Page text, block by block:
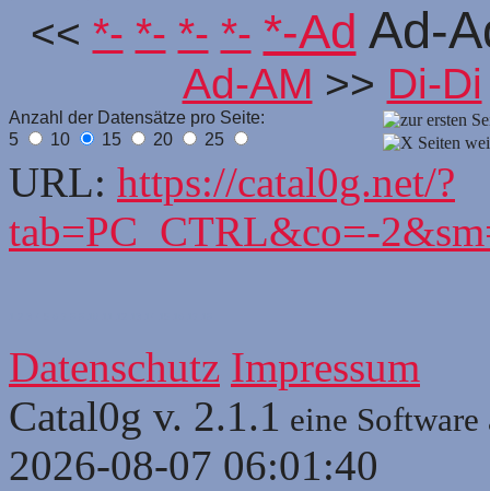
<< *- *- *- *- *-Ad Ad-
Ad-AM >> Di-Di
Anzahl der Datensätze pro Seite:
5
10 15 20 25
URL: https://catal0g.net/?
tab=PC_CTRL&co=-
Datenschutz Impressum
Catal0g v. 2.1.1 eine Software
2026-08-07 06:01:40